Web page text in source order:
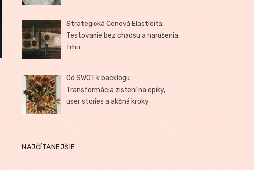
Strategická Cenová Elasticita:
Testovanie bez chaosu a narušenia
trhu
Od SWOT k backlogu:
Transformácia zistení na epiky,
user stories a akčné kroky
NAJČÍTANEJŠIE